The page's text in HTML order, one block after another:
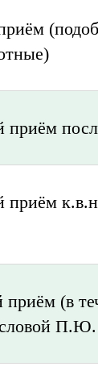
приём
приём
(в
П.Ю.
прием